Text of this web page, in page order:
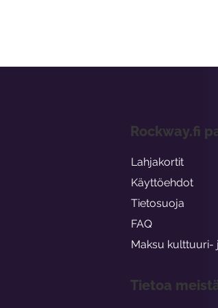
Rockway.fi
Lahjakortit
Käyttöehdot
Tietosuoja
FAQ
Maksu kulttuuri-
Tietoa